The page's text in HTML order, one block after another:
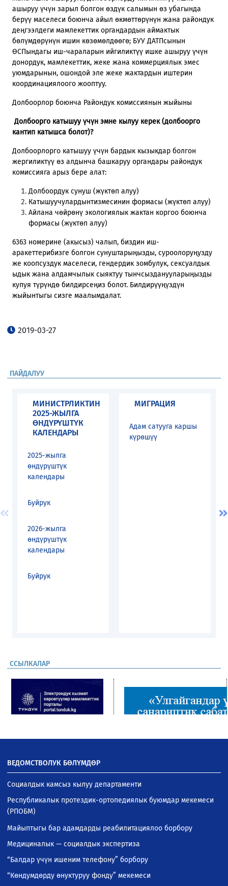
ашыруу үчүн зарыл болгон өздүк салымын өз убагында
берүү маселеси боюнча айыл өкмөттөрүнүн жана райондук
деңгээлдеги мамлекеттик органдардын аймактык
бөлүмдөрүнүн ишин көзөмөлдөөгө; БУУ ДАТПсынын
ӨСПындагы иш-чараларын ийгиликтүү ишке ашыруу үчүн
донордук, мамлекеттик, жеке жана коммерциялык эмес
уюмдарынын, ошондой эле жеке жактардын иштерин
координациялоого жооптуу.
Долбоорлор боюнча Райондук комиссиянын жыйыны
Долбоорго катышуу үчүн эмне кылуу керек (долбоорго
кантип катышса болот)?
Долбоорлорго катышуу үчүн бардык кызыкдар болгон
жергиликтүү өз алдынча башкаруу органдары райондук
комиссияга арыз бере алат:
Долбоордук сунуш (жүктөп алуу)
Катышуучулардынтизмесинин формасы (жүктөп алуу)
Айлана чөйрөнү экологиялык жактан коргоо боюнча
формасы (жүктөп алуу)
6363 номерине (акысыз) чалып, биздин иш-
аракеттерибизге болгон сунуштарыңызды, суроолоруңузду
же коопсуздук маселеси, гендердик зомбулук, сексуалдык
ыдык жана алдамчылык сыяктуу тынчсызданууларыңызды
купуя түрүндө билдирсеңиз болот. Билдирүүңүздүн
жыйынтыгы сизге маалымдалат.
2019-03-27
ПАЙДАЛУУ
МИНИСТРЛИКТИН
2025-ЖЫЛГА
ӨНДҮРҮШТҮК
КАЛЕНДАРЫ
2025-жылга
өндүрүштүк
календары
Буйрук
2026-жылга
өндүрүштүк
календары
Буйрук
МИГРАЦИЯ
Адам сатууга каршы
күрөшүү
ССЫЛКАЛАР
ВЕДОМСТВОЛУК БӨЛҮМДӨР
Социалдык камсыз кылуу департаменти
Республикалык протездик-ортопедиялык буюмдар мекемеси
(РПОБМ)
Майыптыгы бар адамдарды реабилитациялоо борбору
Медициналык — социалдык экспертиза
“Балдар үчүн ишеним телефону” борбору
“Көндумдөрду өнуктуруу фонду” мекемеси